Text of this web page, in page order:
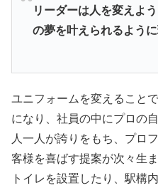
リーダーは人を変えよ
の夢を叶えられるように
ユニフォームを変えること
になり、社員の中にプロの
人一人が誇りをもち、プロ
客様を喜ばす提案が次々生
トイレを設置したり、駅構